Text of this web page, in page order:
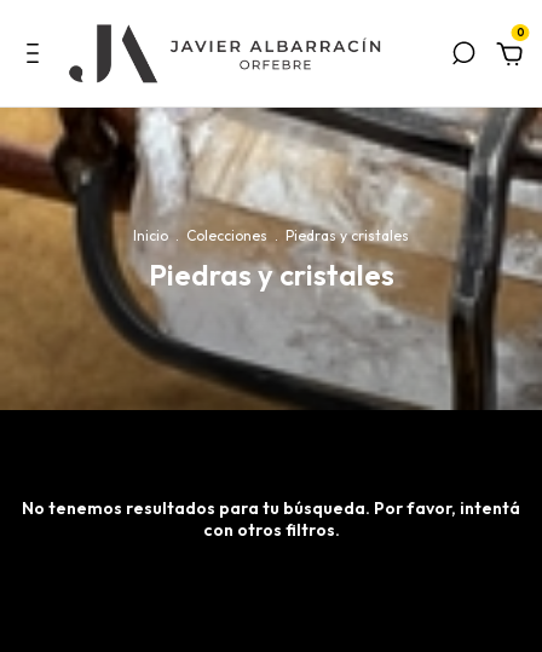
0
Inicio Colecciones Piedras y cristales
Piedras y cristales
No tenemos resultados para tu búsqueda. Por favor, intentá
con otros filtros.